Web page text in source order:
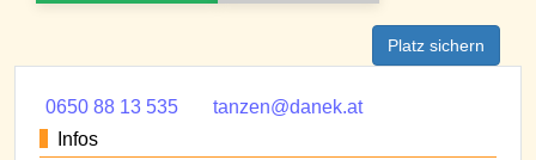
Platz sichern
0650 88 13 535
tanzen@danek.at
Infos